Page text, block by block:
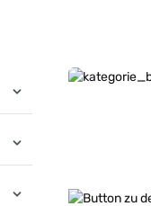
Mehr erfahren